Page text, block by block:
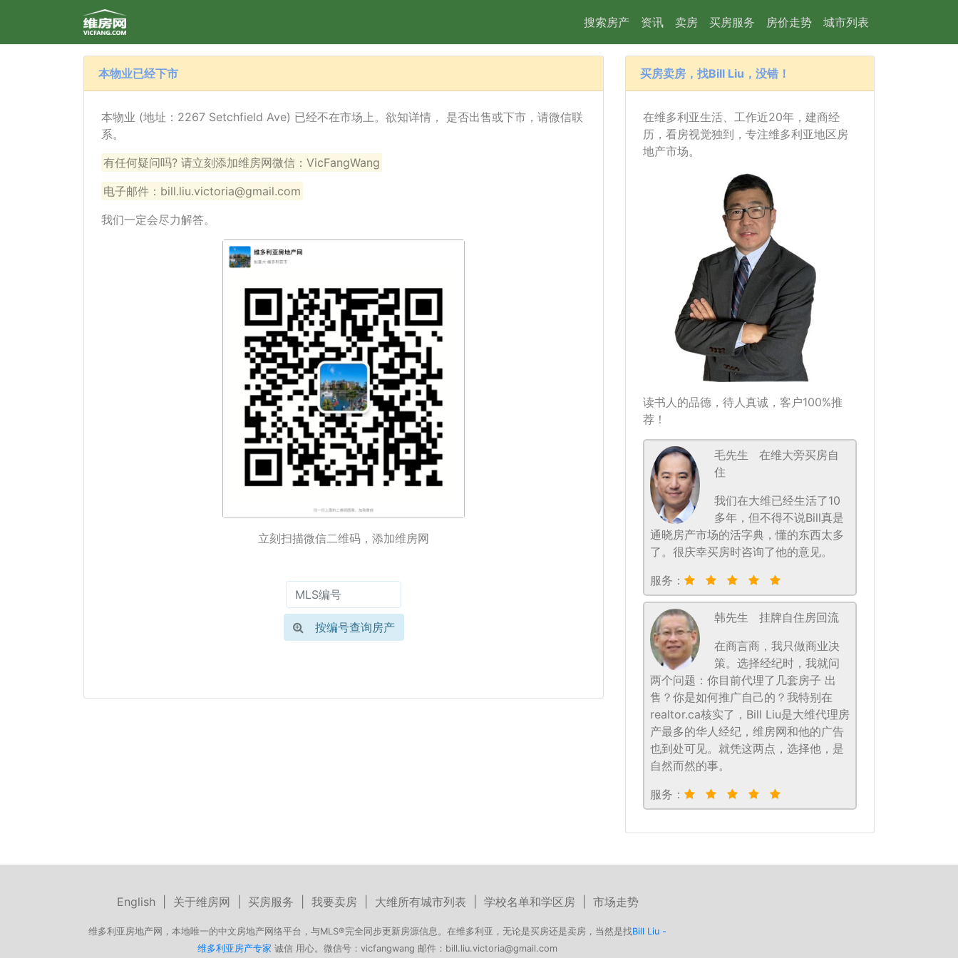
搜索房产 资讯 卖房 买房服务 房价走势 城市列表
本物业已经下市
本物业 (地址：2267 Setchfield Ave) 已经不在市场上。欲知详情， 是否出售或下市，请微信联
系。
有任何疑问吗? 请立刻添加维房网微信：VicFangWang
电子邮件：bill.liu.victoria@gmail.com
我们一定会尽力解答。
立刻扫描微信二维码，添加维房网
按编号查询房产
买房卖房，找Bill Liu，没错！
在维多利亚生活、工作近20年，建商经
历，看房视觉独到，专注维多利亚地区房
地产市场。
读书人的品德，待人真诚，客户100%推
荐！
毛先生
在维大旁买房自
住
我们在大维已经生活了10
多年，但不得不说Bill真是
通晓房产市场的活字典，懂的东西太多
了。很庆幸买房时咨询了他的意见。
服务：
韩先生
挂牌自住房回流
在商言商，我只做商业决
策。选择经纪时，我就问
两个问题：你目前代理了几套房子 出
售？你是如何推广自己的？我特别在
realtor.ca核实了，Bill Liu是大维代理房
产最多的华人经纪，维房网和他的广告
也到处可见。就凭这两点，选择他，是
自然而然的事。
服务：
English| 关于维房网 买房服务 我要卖房| 大维所有城市列表 学校名单和学区房| 市场走势
维多利亚房地产网，本地唯一的中文房地产网络平台，与MLS®完全同步更新房源信息。在维多利亚，无论是买房还是卖房，当然是找Bill Liu -
维多利亚房产专家 诚信 用心。微信号：vicfangwang 邮件：bill.liu.victoria@gmail.com